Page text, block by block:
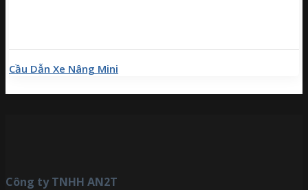
Cầu Dẫn Xe Nâng Mini
Công ty TNHH AN2T